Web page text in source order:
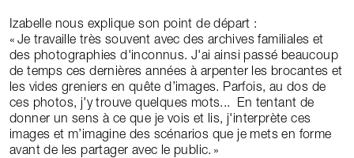
Izabelle nous explique son point de départ :
Je travaille très souvent avec des archives familiales et
des photographies d'inconnus. J'ai ainsi passé beaucoup
de temps ces dernières années à arpenter les brocantes et
les vides greniers en quête d’images. Parfois, au dos de
ces photos, j'y trouve quelques mots... En tentant de
donner un sens à ce que je vois et lis, j'interprète ces
images et m’imagine des scénarios que je mets en forme
avant de les partager avec le public.